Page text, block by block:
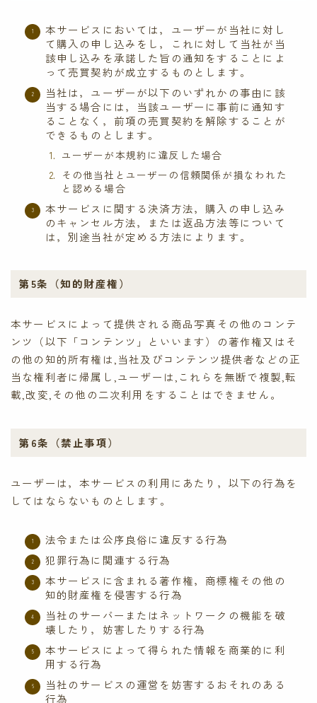
本サービスにおいては，ユーザーが当社に対し
て購入の申し込みをし，これに対して当社が当
該申し込みを承諾した旨の通知をすることによ
って売買契約が成立するものとします。
当社は，ユーザーが以下のいずれかの事由に該
当する場合には，当該ユーザーに事前に通知す
ることなく，前項の売買契約を解除することが
できるものとします。
ユーザーが本規約に違反した場合
その他当社とユーザーの信頼関係が損なわれた
と認める場合
本サービスに関する決済方法，購入の申し込み
のキャンセル方法，または返品方法等について
は，別途当社が定める方法によります。
第5条（知的財産権）
本サービスによって提供される商品写真その他のコンテ
ンツ（以下「コンテンツ」といいます）の著作権又はそ
の他の知的所有権は,当社及びコンテンツ提供者などの正
当な権利者に帰属し,ユーザーは,これらを無断で複製,転
載,改変,その他の二次利用をすることはできません。
第6条（禁止事項）
ユーザーは，本サービスの利用にあたり，以下の行為を
してはならないものとします。
法令または公序良俗に違反する行為
犯罪行為に関連する行為
本サービスに含まれる著作権，商標権その他の
知的財産権を侵害する行為
当社のサーバーまたはネットワークの機能を破
壊したり，妨害したりする行為
本サービスによって得られた情報を商業的に利
用する行為
当社のサービスの運営を妨害するおそれのある
行為